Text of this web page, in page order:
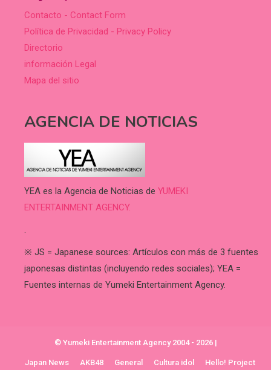
Contacto - Contact Form
Política de Privacidad - Privacy Policy
Directorio
información Legal
Mapa del sitio
AGENCIA DE NOTICIAS
YEA es la Agencia de Noticias de YUMEKI
ENTERTAINMENT AGENCY.
.
※ JS = Japanese sources: Artículos con más de 3 fuentes
japonesas distintas (incluyendo redes sociales); YEA =
Fuentes internas de Yumeki Entertainment Agency.
© Yumeki Entertainment Agency 2004 - 2026 |
Japan News AKB48 General Cultura idol Hello! Project